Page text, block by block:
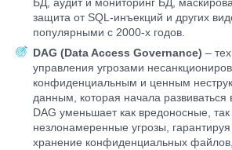
защита от SQL-инъекций и других
популярными с 2000-х годов.
DAG (Data Access Governance) –
управления угрозами
конфиденциальным и ценным
данным, которая начала развиваться
DAG уменьшает как вредоносные, так
незлонамеренные угрозы,
хранение конфиденциальных